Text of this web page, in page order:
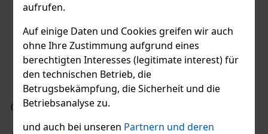
aufrufen.
Auf einige Daten und Cookies greifen wir auch
ohne Ihre Zustimmung aufgrund eines
berechtigten Interesses (legitimate interest) für
den technischen Betrieb, die
Betrugsbekämpfung, die Sicherheit und die
Betriebsanalyse zu.
und auch bei unseren Partnern und deren
1.49 €
Bestellen